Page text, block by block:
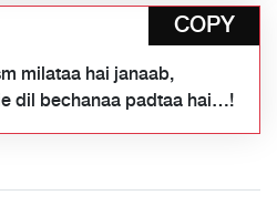
COPY
milataa hai janaab,
dil bechanaa padtaa hai…!